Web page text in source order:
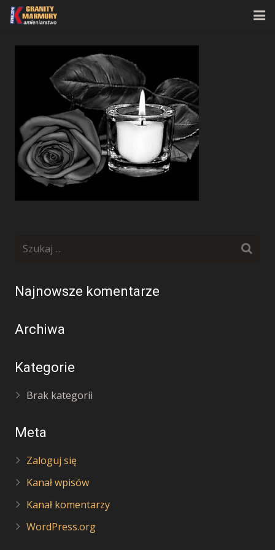
Strona główna
Realizacje
Kontakt
Najnowsze komentarze
Archiwa
Kategorie
Brak kategorii
Meta
Zaloguj się
Kanał wpisów
Kanał komentarzy
WordPress.org